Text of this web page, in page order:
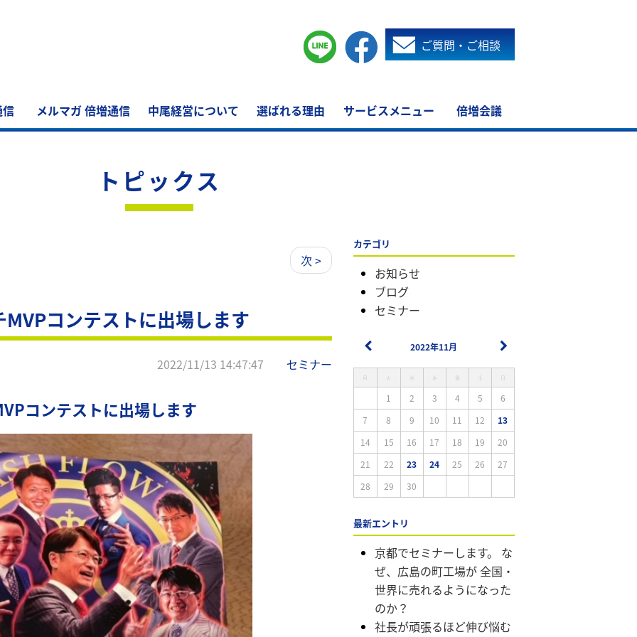
ご質問・ご相談
メルマガ 倍増通信 中尾経営について 選ばれる理由 サービスメニュー 倍増会議
トピックス
次 >
コンテストに出場します
2022/11/13 14:47:47 セミナー
コンテストに出場します
カテゴリ
お知らせ
ブログ
セミナー
2022年11月
月 火 水 木 金 土 日
1 2 3 4 5
6
7
8 9 10 11 12
13
14
15 16 17 18 19
20
21
22 23 24 25 26
27
28
29 30
最新エントリ
京都でセミナーします。 な
ぜ、広島の町工場が 全国・
世界に売れるようになった
のか？
社長が頑張るほど伸び悩む